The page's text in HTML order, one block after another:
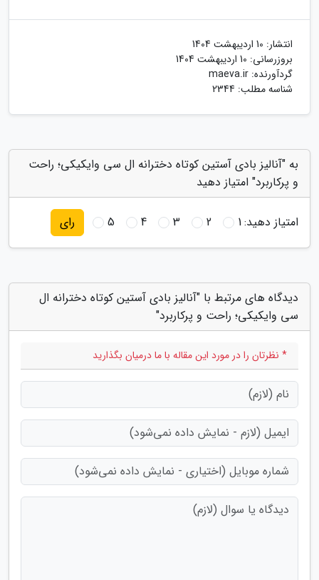
انتشار: 10 اردیبهشت 1404
بروزرسانی: 10 اردیبهشت 1404
گردآورنده: maeva.ir
شناسه مطلب: 2344
به "آنالیز بادی آستین کوتاه دخترانه ال سی وایکیکی؛ راحت
و پرکاربرد" امتیاز دهید
امتیاز دهید:1
2
3
4
5 رای
دیدگاه های مرتبط با "آنالیز بادی آستین کوتاه دخترانه ال
سی وایکیکی؛ راحت و پرکاربرد"
* نظرتان را در مورد این مقاله با ما درمیان بگذارید